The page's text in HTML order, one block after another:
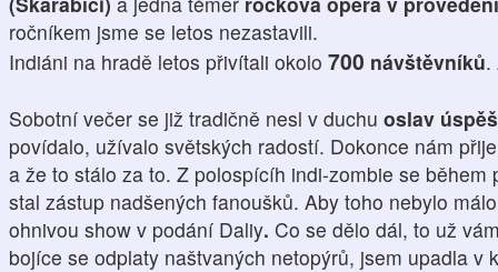
ročníkem jsme se letos nezastavili.
Indiáni na hradě letos přivítali okolo 700 návštěvníků.
Sobotní večer se již tradičně nesl v duchu oslav
povídalo, užívalo světských radostí. Dokonce nám
a že to stálo za to. Z polospícíh indi-zombie se
stal zástup nadšených fanoušků. Aby toho nebylo
ohnivou show v podání Daliy. Co se dělo dál, to už
bojíce se odplaty naštvaných netopýrů, jsem upadla v